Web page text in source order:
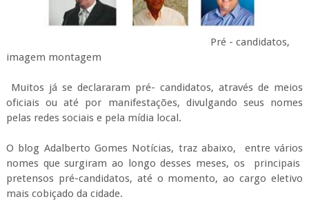
Pré - candidatos,
imagem montagem
Muitos já se declararam pré- candidatos, através de meios
oficiais ou até por manifestações, divulgando seus nomes
pelas redes sociais e pela mídia local.
O blog Adalberto Gomes Notícias, traz abaixo, entre vários
nomes que surgiram ao longo desses meses, os principais
pretensos pré-candidatos, até o momento, ao cargo eletivo
mais cobiçado da cidade.